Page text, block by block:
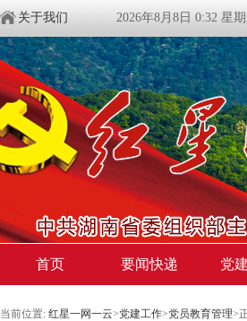
关于我们 2026年8月8日 0:32 星
首页 要闻快递 党
当前位置: 红星一网一云>党建工作>党员教育管理>